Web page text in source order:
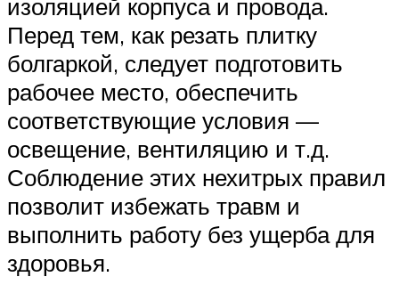
изоляцией корпуса и провода.
Перед тем, как резать плитку
болгаркой, следует подготовить
рабочее место, обеспечить
соответствующие условия —
освещение, вентиляцию и т.д.
Соблюдение этих нехитрых правил
позволит избежать травм и
выполнить работу без ущерба для
здоровья.